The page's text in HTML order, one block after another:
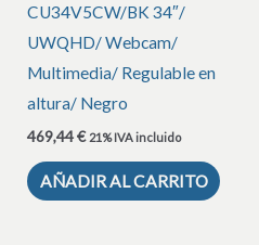
CU34V5CW/BK 34″/
UWQHD/ Webcam/
Multimedia/ Regulable en
altura/ Negro
469,44€ 21% IVA incluido
AÑADIR AL CARRITO